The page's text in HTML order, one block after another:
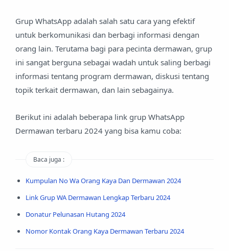
Grup WhatsApp adalah salah satu cara yang efektif
untuk berkomunikasi dan berbagi informasi dengan
orang lain. Terutama bagi para pecinta dermawan, grup
ini sangat berguna sebagai wadah untuk saling berbagi
informasi tentang program dermawan, diskusi tentang
topik terkait dermawan, dan lain sebagainya.
Berikut ini adalah beberapa link grup WhatsApp
Dermawan terbaru 2024 yang bisa kamu coba:
Baca juga :
Kumpulan No Wa Orang Kaya Dan Dermawan 2024
Link Grup WA Dermawan Lengkap Terbaru 2024
Donatur Pelunasan Hutang 2024
Nomor Kontak Orang Kaya Dermawan Terbaru 2024